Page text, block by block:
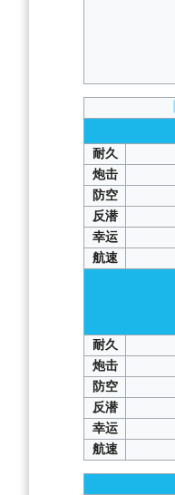
耐久
炮击
防空
反潜
幸运
航速
耐久
炮击
防空
反潜
幸运
航速